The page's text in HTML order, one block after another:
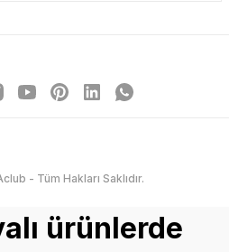
- Tüm Hakları Saklıdır.
ürünlerde